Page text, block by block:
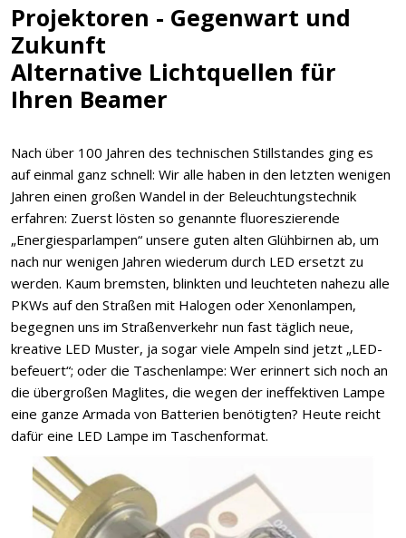
Projektoren - Gegenwart und
Zukunft
Alternative Lichtquellen für
Ihren Beamer
Nach über 100 Jahren des technischen Stillstandes ging es
auf einmal ganz schnell: Wir alle haben in den letzten wenigen
Jahren einen großen Wandel in der Beleuchtungstechnik
erfahren: Zuerst lösten so genannte fluoreszierende
„Energiesparlampen“ unsere guten alten Glühbirnen ab, um
nach nur wenigen Jahren wiederum durch LED ersetzt zu
werden. Kaum bremsten, blinkten und leuchteten nahezu alle
PKWs auf den Straßen mit Halogen oder Xenonlampen,
begegnen uns im Straßenverkehr nun fast täglich neue,
kreative LED Muster, ja sogar viele Ampeln sind jetzt „LED-
befeuert“; oder die Taschenlampe: Wer erinnert sich noch an
die übergroßen Maglites, die wegen der ineffektiven Lampe
eine ganze Armada von Batterien benötigten? Heute reicht
dafür eine LED Lampe im Taschenformat.